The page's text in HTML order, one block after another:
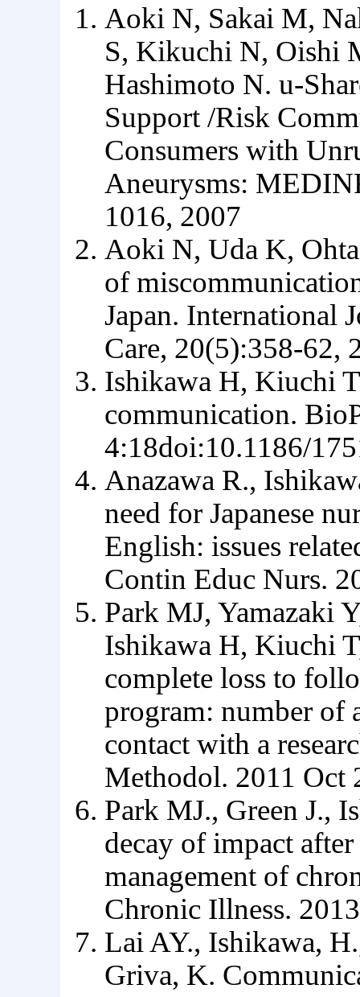
Aoki N, Sakai M,
S, Kikuchi N, Oishi
Hashimoto N. u-
Support /Risk
Consumers with
Aneurysms:
1016, 2007
Aoki N, Uda K,
of
Japan. International
Care, 20(5):358-62,
Ishikawa H, Kiuchi
communication.
4:18doi:10.1186/
Anazawa R.,
need for Japanese
English: issues
Contin Educ Nurs.
Park MJ, Yamazaki
Ishikawa H, Kiuchi
complete loss to
program: number of
contact with a
Methodol. 2011 Oct
Park MJ., Green J.,
decay of impact
management of
Chronic Illness.
Lai AY., Ishikawa,
Griva, K.